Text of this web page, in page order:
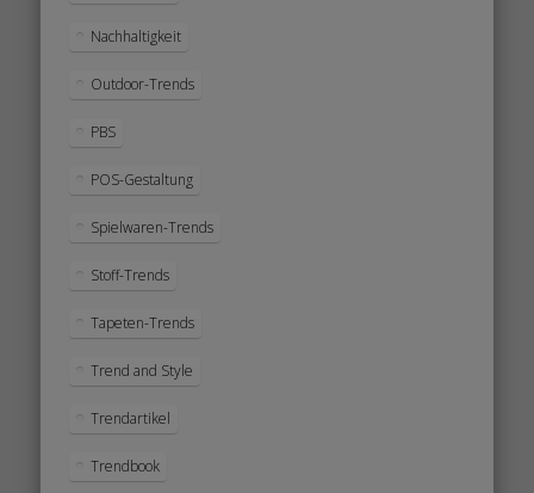
Nachhaltigkeit
Outdoor-Trends
PBS
POS-Gestaltung
Spielwaren-Trends
Stoff-Trends
Tapeten-Trends
Trend and Style
Trendartikel
Trendbook